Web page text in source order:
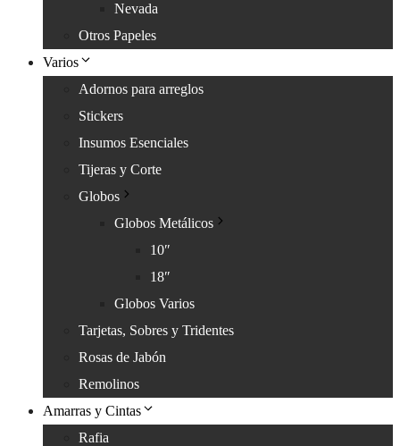
Nevada
Otros Papeles
Varios
Adornos para arreglos
Stickers
Insumos Esenciales
Tijeras y Corte
Globos
Globos Metálicos
10″
18″
Globos Varios
Tarjetas, Sobres y Tridentes
Rosas de Jabón
Remolinos
Amarras y Cintas
Rafia